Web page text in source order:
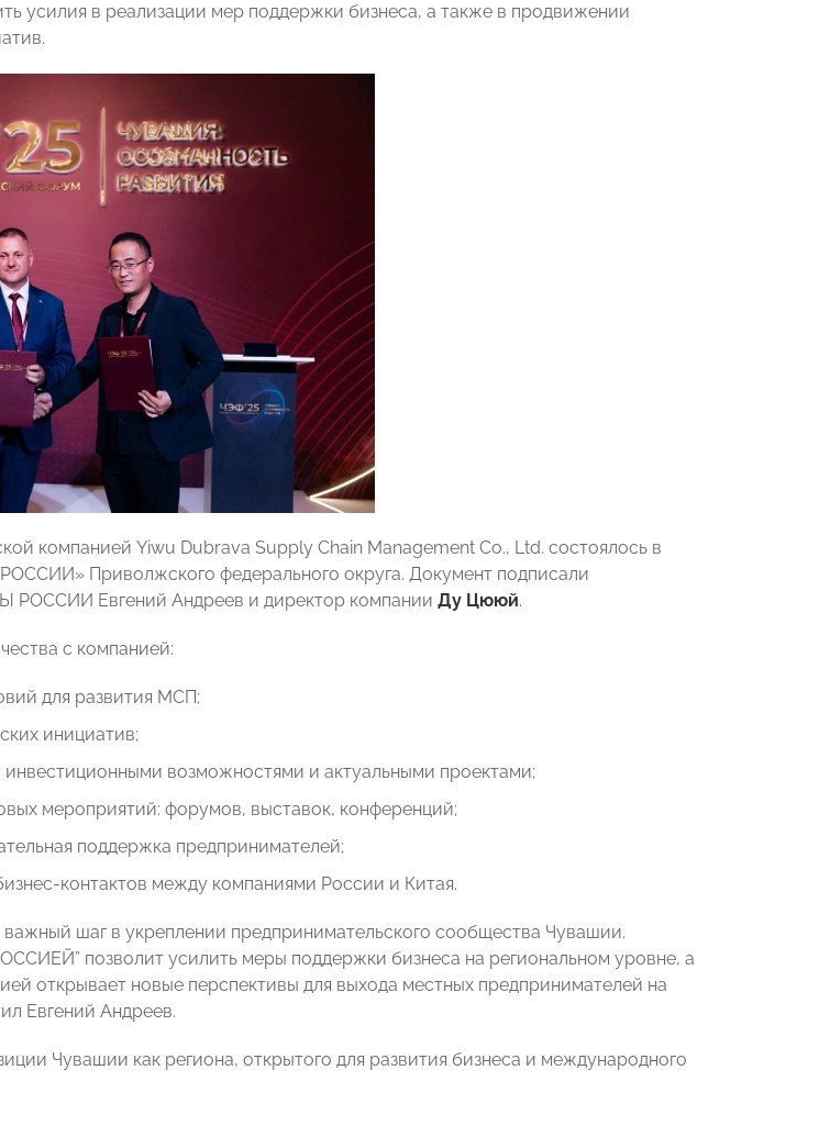
усилия в реализации мер поддержки бизнеса, а также в продвижении
компанией Yiwu Dubrava Supply Chain Management Co., Ltd. состоялось в
Приволжского федерального округа. Документ подписали
РОССИИ Евгений Андреев и директор компании Ду Цююй.
с компанией:
для развития МСП;
инициатив;
возможностями и актуальными проектами;
мероприятий: форумов, выставок, конференций;
поддержка предпринимателей;
контактов между компаниями России и Китая.
шаг в укреплении предпринимательского сообщества Чувашии.
позволит усилить меры поддержки бизнеса на региональном уровне, а
открывает новые перспективы для выхода местных предпринимателей на
Евгений Андреев.
Чувашии как региона, открытого для развития бизнеса и международного